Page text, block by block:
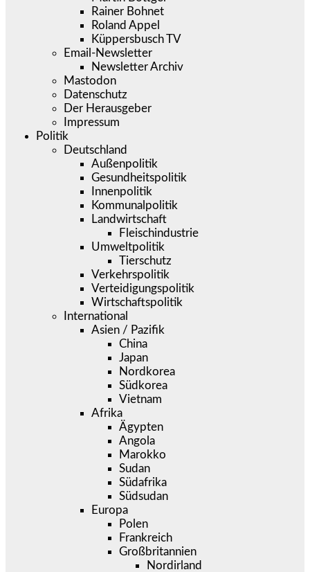
Rainer Bohnet
Roland Appel
Küppersbusch TV
Email-Newsletter
Newsletter Archiv
Mastodon
Datenschutz
Der Herausgeber
Impressum
Politik
Deutschland
Außenpolitik
Gesundheitspolitik
Innenpolitik
Kommunalpolitik
Landwirtschaft
Fleischindustrie
Umweltpolitik
Tierschutz
Verkehrspolitik
Verteidigungspolitik
Wirtschaftspolitik
International
Asien / Pazifik
China
Japan
Nordkorea
Südkorea
Vietnam
Afrika
Ägypten
Angola
Marokko
Sudan
Südafrika
Südsudan
Europa
Polen
Frankreich
Großbritannien
Nordirland